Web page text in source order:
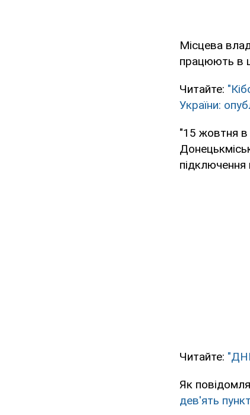
Місцева
працюють в
Читайте:
України:
"15 жовтня в
підключення
Читайте:
Як
дев'ять